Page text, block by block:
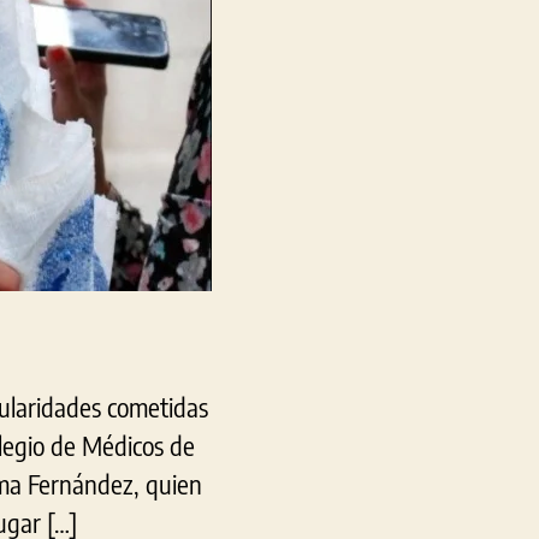
Médicos
de
Plata
cometidas
de Médicos de
Fernández, quien
[…]